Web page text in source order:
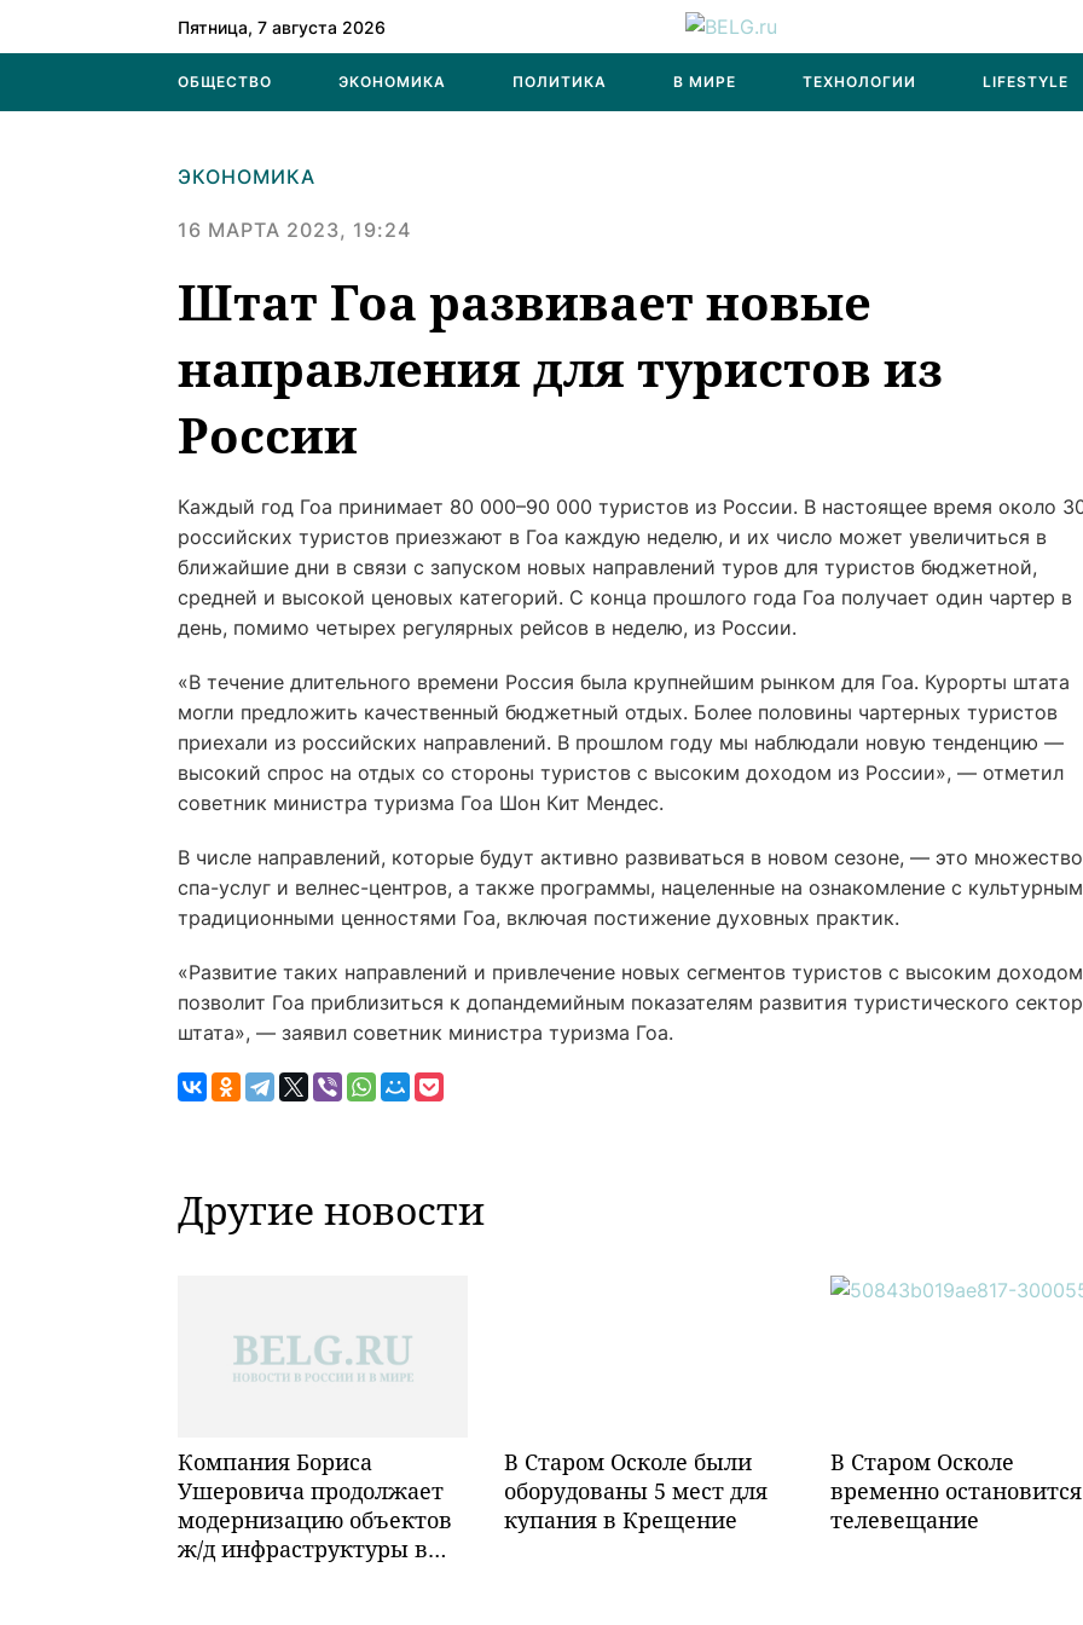
Пятница, 7 августа 2026
ОБЩЕСТВО ЭКОНОМИКА ПОЛИТИКА В МИРЕ ТЕХНОЛОГИИ LIFESTYLE
ЭКОНОМИКА
16 МАРТА 2023, 19:24
Штат Гоа развивает новые
направления для туристов из
России
Каждый год Гоа принимает 80 000–90 000 туристов из России. В настоящее время около
российских туристов приезжают в Гоа каждую неделю, и их число может увеличиться в
ближайшие дни в связи с запуском новых направлений туров для туристов бюджетной,
средней и высокой ценовых категорий. С конца прошлого года Гоа получает один чартер в
день, помимо четырех регулярных рейсов в неделю, из России.
«В течение длительного времени Россия была крупнейшим рынком для Гоа. Курорты штата
могли предложить качественный бюджетный отдых. Более половины чартерных туристов
приехали из российских направлений. В прошлом году мы наблюдали новую тенденцию —
высокий спрос на отдых со стороны туристов с высоким доходом из России», — отметил
советник министра туризма Гоа Шон Кит Мендес.
В числе направлений, которые будут активно развиваться в новом сезоне, — это множество
спа-услуг и велнес-центров, а также программы, нацеленные на ознакомление с
традиционными ценностями Гоа, включая постижение духовных практик.
«Развитие таких направлений и привлечение новых сегментов туристов с высоким доходом
позволит Гоа приблизиться к допандемийным показателям развития туристического
штата», — заявил советник министра туризма Гоа.
Другие новости
Компания Бориса
Ушеровича продолжает
модернизацию объектов
ж/д инфраструктуры в
В Старом Осколе были
оборудованы 5 мест для
купания в Крещение
В Старом Осколе
временно остановится
телевещание